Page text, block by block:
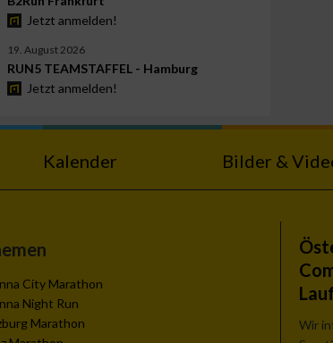
Jetzt anmelden!
19. August 2026
RUN5 TEAMSTAFFEL - Hamburg
Jetzt anmelden!
Kalender Bilder &
City Marathon
Night Run
Marathon
Wir